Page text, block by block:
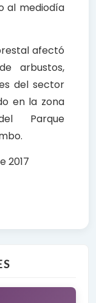
al mediodía
afectó
arbustos,
del sector
en la zona
Parque
2017